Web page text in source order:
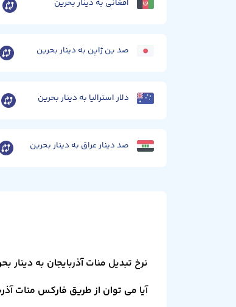
افغانی به دینار بحرین
صد ین ژاپن به دینار بحرین
دلار استرالیا به دینار بحرین
صد دینار عراق به دینار بحرین
نرخ تبدیل منات آذربایجان به
آیا می توان از طریق فارکس منات